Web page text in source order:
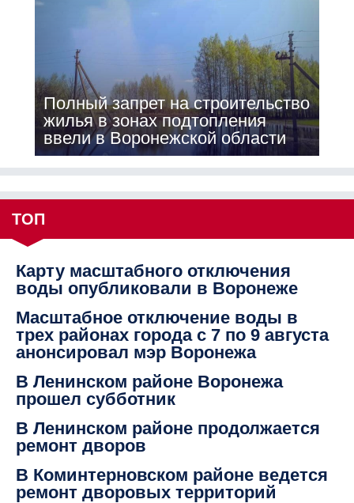
Полный запрет на строительство
жилья в зонах подтопления
ввели в Воронежской области
ТОП
Карту масштабного отключения
воды опубликовали в Воронеже
Масштабное отключение воды в
трех районах города с 7 по 9 августа
анонсировал мэр Воронежа
В Ленинском районе Воронежа
прошел субботник
В Ленинском районе продолжается
ремонт дворов
В Коминтерновском районе ведется
ремонт дворовых территорий